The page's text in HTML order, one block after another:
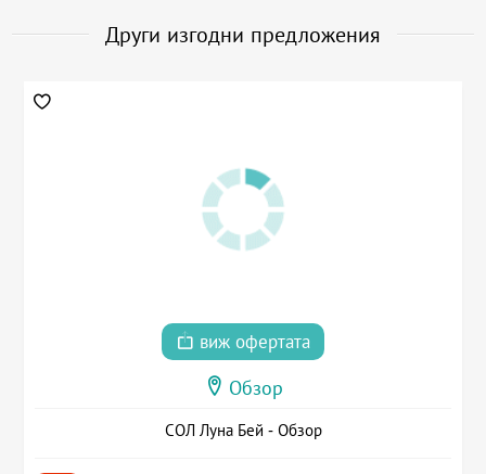
Други изгодни предложения
виж офертата
Обзор
СОЛ Луна Бей - Обзор